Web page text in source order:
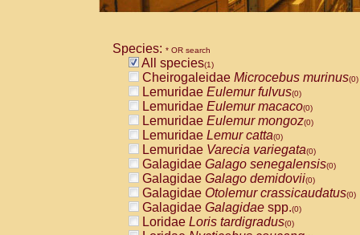
Species: * OR search
All species(1)
Cheirogaleidae Microcebus murinus(0)
Lemuridae Eulemur fulvus(0)
Lemuridae Eulemur macaco(0)
Lemuridae Eulemur mongoz(0)
Lemuridae Lemur catta(0)
Lemuridae Varecia variegata(0)
Galagidae Galago senegalensis(0)
Galagidae Galago demidovii(0)
Galagidae Otolemur crassicaudatus(0)
Galagidae Galagidae spp.(0)
Loridae Loris tardigradus(0)